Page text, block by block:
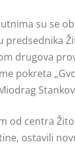
su se
predsednika
drugova
pokreta
od centra
ostavili